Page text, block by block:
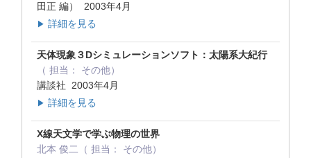
田正 編） 2003年4月
▶ 詳細を見る
天体現象３Dシミュレーションソフト：太陽系大紀行
（ 担当： その他）
講談社 2003年4月
▶ 詳細を見る
X線天文学で学ぶ物理の世界
北本 俊二（ 担当： その他）